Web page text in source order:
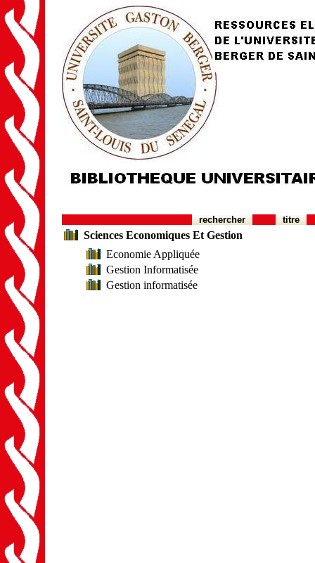
rechercher titre
Sciences Economiques Et Gestion
Economie Appliquée
Gestion Informatisée
Gestion informatisée